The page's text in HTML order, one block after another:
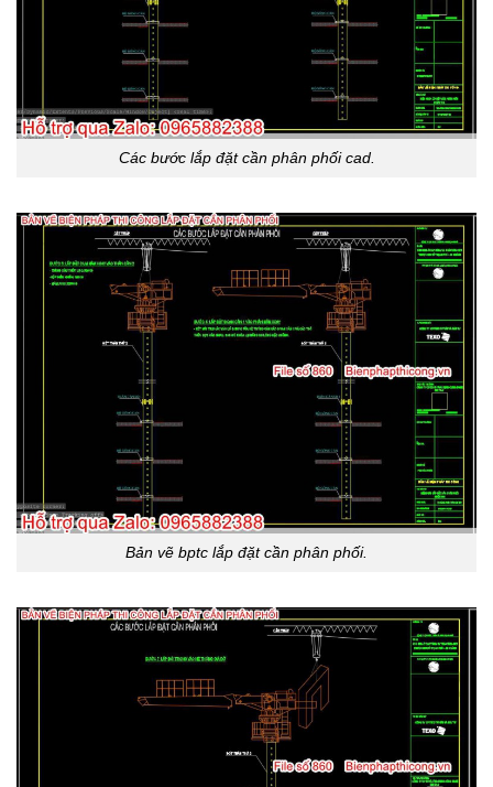
Các bước lắp đặt cần phân phối cad.
Bản vẽ bptc lắp đặt cần phân phối.